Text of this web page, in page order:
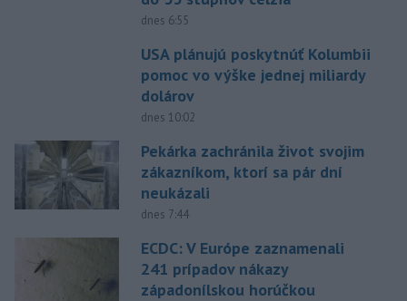
dnes 6:55
USA plánujú poskytnúť Kolumbii
pomoc vo výške jednej miliardy
dolárov
dnes 10:02
Pekárka zachránila život svojim
zákazníkom, ktorí sa pár dní
neukázali
dnes 7:44
ECDC: V Európe zaznamenali
241 prípadov nákazy
západonílskou horúčkou